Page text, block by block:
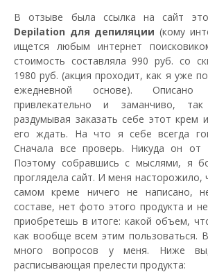
В отзыве была ссылка на сайт
Depilation для депиляции (кому
ищется любым интернет
стоимость составляла 990 руб. со
1980 руб. (акция проходит, как я уже
ежедневной основе).
привлекательно и заманчиво,
раздумывая заказать себе этот крем
его ждать. На что я себе всегда
Сначала все проверь. Никуда он от
Поэтому собравшись с мыслями, я
проглядела сайт. И меня насторожило,
самом креме ничего не написано,
составе, нет фото этого продукта и
приобретешь в итоге: какой объем,
как вообще всем этим пользоваться.
много вопросов у меня. Ниже
расписывающая прелести продукта: